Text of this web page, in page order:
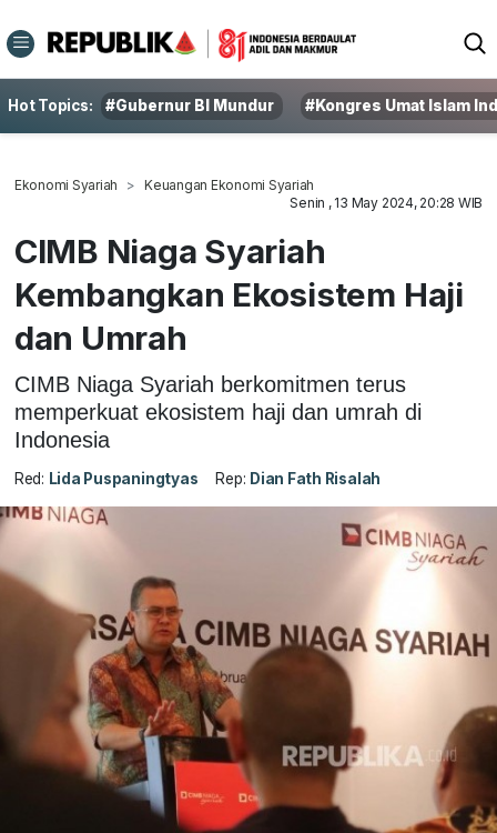
Hot Topics: #Gubernur BI Mundur #Kongres Umat Islam
Ekonomi Syariah
Keuangan Ekonomi Syariah
Senin , 13 May 2024, 20:28 WIB
CIMB Niaga Syariah
Kembangkan Ekosistem Haji
dan Umrah
CIMB Niaga Syariah berkomitmen terus
memperkuat ekosistem haji dan umrah di
Indonesia
Red: Lida Puspaningtyas Rep: Dian Fath Risalah